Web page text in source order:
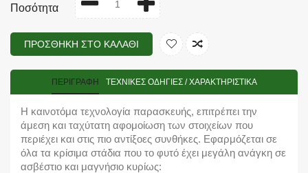
Ποσότητα
ΠΡΟΣΘΉΚΗ ΣΤΟ ΚΑΛΆΘΙ
ΠΕΡΙΓΡΑΦΉ TΕΧΝΙΚΈΣ ΟΔΗΓΊΕΣ / ΧΑΡΑΚΤΗΡΙΣΤΙΚΆ
Η καινοτόμα τεχνολογία παρασκευής, επιτρέπει την
άμεση και ταχύτατη αφομοίωση των στοιχείων που
περιέχει και στις πιο αντίξοες συνθήκες. Εφαρμόζεται σε
όλα τα κρίσιμα στάδια που το φυτό έχει μεγάλη ανάγκη σε
ασβέστιο και μαγνήσιο κυρίως: